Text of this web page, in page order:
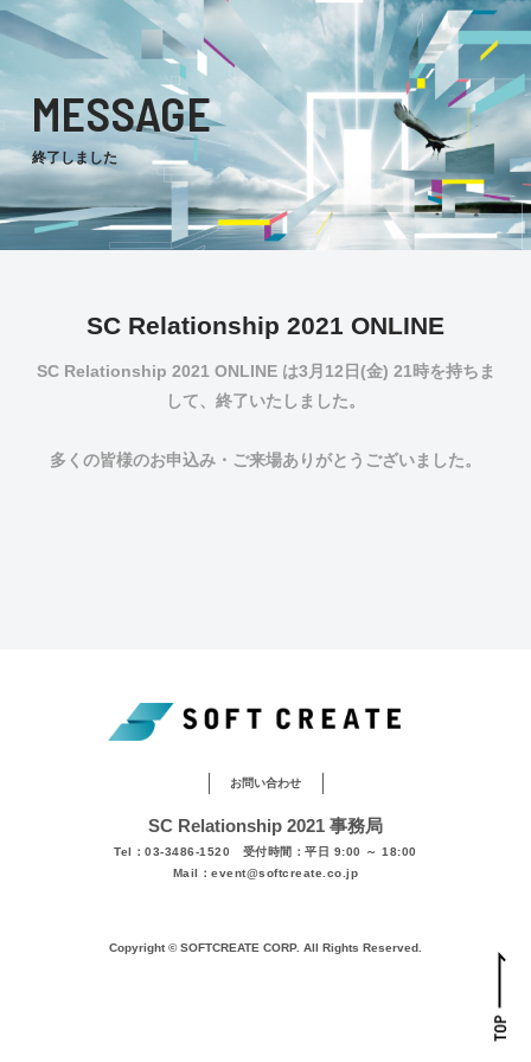
MESSAGE
終了しました
SC Relationship 2021 ONLINE
SC Relationship 2021 ONLINE は3月12日(金) 21時を持ちま
して、終了いたしました。
多くの皆様のお申込み・ご来場ありがとうございました。
お問い合わせ
SC Relationship 2021 事務局
Tel：03-3486-1520 受付時間：平日 9:00 ～ 18:00
Mail：event@softcreate.co.jp
Copyright © SOFTCREATE CORP. All Rights Reserved.